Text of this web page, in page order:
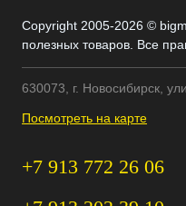
Copyright 2005-2026 ©
полезных товаров. Все
630073, г. Новосибирск,
Посмотреть на карте
+7 913 772 26 06